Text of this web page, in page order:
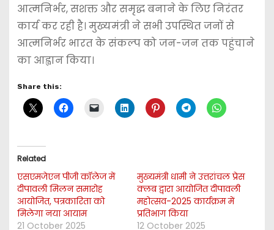
आत्मनिर्भर, सशक्त और समृद्ध बनाने के लिए निरंतर
कार्य कर रही है। मुख्यमंत्री ने सभी उपस्थित जनों से
आत्मनिर्भर भारत के संकल्प को जन-जन तक पहुंचाने
का आह्वान किया।
Share this:
Related
एसएमजेएन पीजी कॉलेज में
दीपावली मिलन समारोह
आयोजित, पत्रकारिता को
मिलेगा नया आयाम
21 October 2025
मुख्यमंत्री धामी ने उत्तरांचल प्रेस
क्लब द्वारा आयोजित दीपावली
महोत्सव-2025 कार्यक्रम में
प्रतिभाग किया
12 October 2025